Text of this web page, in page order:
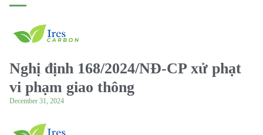
Nghị định 168/2024/NĐ-CP xử phạt
vi phạm giao thông
December 31, 2024